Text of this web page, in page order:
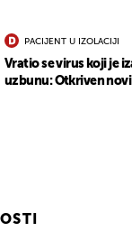
PACIJENT U IZOLACIJI
Vratio se virus koji je
uzbunu: Otkriven